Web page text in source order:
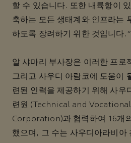
할 수 있습니다. 또한 내륙항이
축하는 모든 생태계와 인프라는
하도록 장려하기 위한 것입니다.”
알 샤마리 부사장은 이러한 프로
그리고 사우디 아람코에 도움이
련된 인력을 제공하기 위해 사우
련원 (Technical and
Corporation)과 협력하여 16개
했으며, 그 수는 사우디아라비아